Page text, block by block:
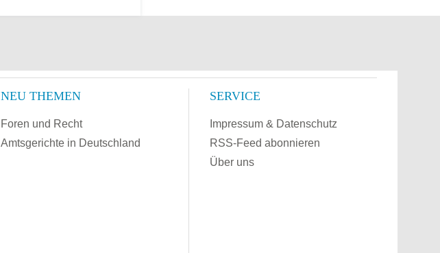
NEU THEMEN
Foren und Recht
Amtsgerichte in Deutschland
SERVICE
Impressum & Datenschutz
RSS-Feed abonnieren
Über uns